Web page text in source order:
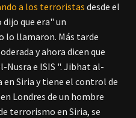
a los terroristas desde el
que era" un
lo llamaron. Más tarde
y ahora dicen que
e ISIS ". Jibhat al-
en Siria y tiene el control de
Londres de un hombre
terrorismo en Siria, se